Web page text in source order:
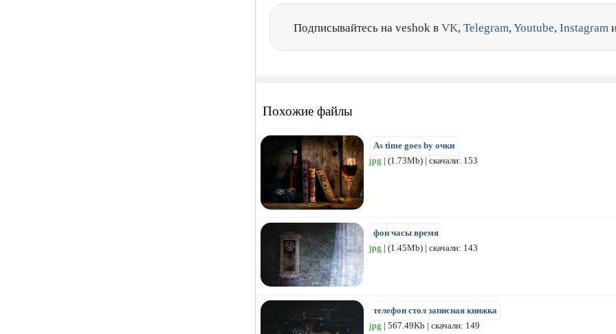
Подписывайтесь на veshok в VK, Telegram, Youtube, Instagram
Похожие файлы
As time goes by очки
jpg | (1.73Mb) | скачали: 153
фон часы время
jpg | (1.45Mb) | скачали: 143
телефон стол записная книжка
jpg | 567.49Kb | скачали: 149